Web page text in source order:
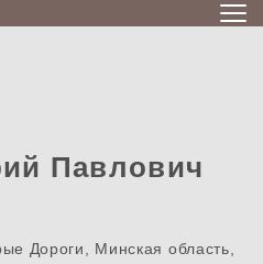
Павлович
Дороги, Минская область,